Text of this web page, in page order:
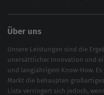
Über uns
Unsere Leistungen sind die
unersättlicher Innovation und
und langjährigem Know-How.
Markt die behaupten großartiges
Liste verringert sich jedoch,